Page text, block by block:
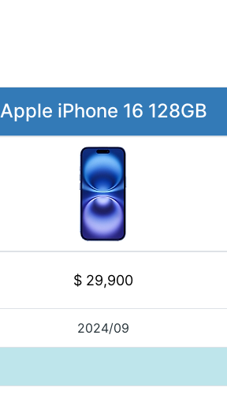
Apple iPhone 16 128GB
$ 29,900
2024/09